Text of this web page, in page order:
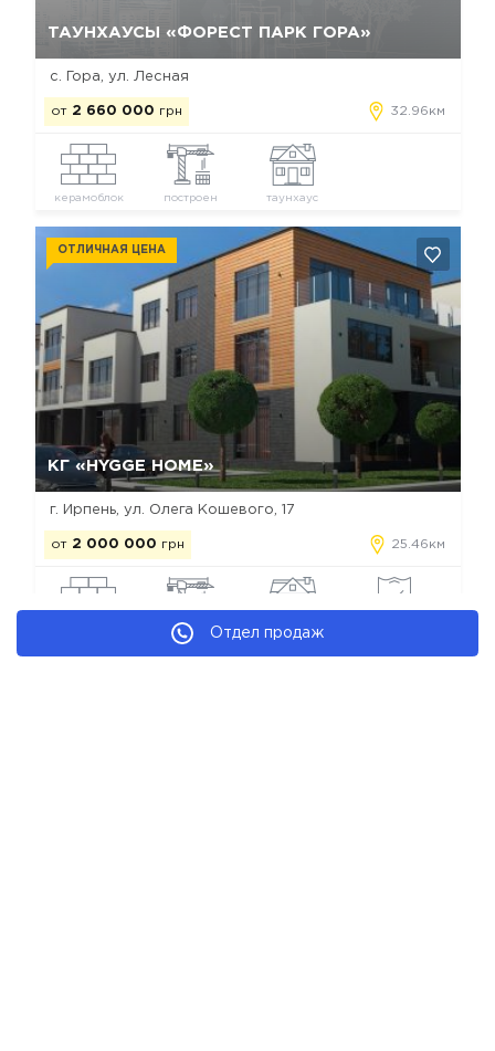
Отдел продаж
ТАУНХАУСЫ «ФОРЕСТ ПАРК ГОРА»
с. Гора, ул. Лесная
от 2 660 000 грн 32.96км
керамоблок построен таунхаус
КГ «HYGGE HOME»
ОТЛИЧНАЯ ЦЕНА
г. Ирпень, ул. Олега Кошевого, 17
от 2 000 000 грн 25.46км
строится коттедж